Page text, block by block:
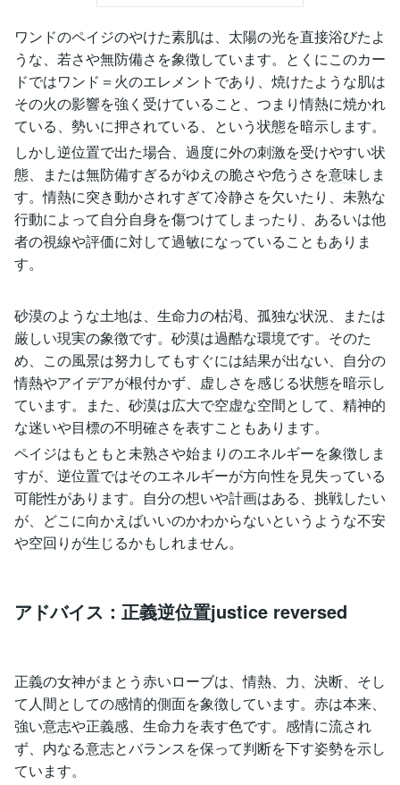
ワンドのペイジのやけた素肌は、太陽の光を直接浴びたよ
うな、若さや無防備さを象徴しています。とくにこのカー
ドではワンド＝火のエレメントであり、焼けたような肌は
その火の影響を強く受けていること、つまり情熱に焼かれ
ている、勢いに押されている、という状態を暗示します。
しかし逆位置で出た場合、過度に外の刺激を受けやすい状
態、または無防備すぎるがゆえの脆さや危うさを意味しま
す。情熱に突き動かされすぎて冷静さを欠いたり、未熟な
行動によって自分自身を傷つけてしまったり、あるいは他
者の視線や評価に対して過敏になっていることもありま
す。
砂漠のような土地は、生命力の枯渇、孤独な状況、または
厳しい現実の象徴です。砂漠は過酷な環境です。そのた
め、この風景は努力してもすぐには結果が出ない、自分の
情熱やアイデアが根付かず、虚しさを感じる状態を暗示し
ています。また、砂漠は広大で空虚な空間として、精神的
な迷いや目標の不明確さを表すこともあります。
ペイジはもともと未熟さや始まりのエネルギーを象徴しま
すが、逆位置ではそのエネルギーが方向性を見失っている
可能性があります。自分の想いや計画はある、挑戦したい
が、どこに向かえばいいのかわからないというような不安
や空回りが生じるかもしれません。
アドバイス：正義逆位置justice reversed
正義の女神がまとう赤いローブは、情熱、力、決断、そし
て人間としての感情的側面を象徴しています。赤は本来、
強い意志や正義感、生命力を表す色です。感情に流され
ず、内なる意志とバランスを保って判断を下す姿勢を示し
ています。